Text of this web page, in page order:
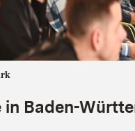
in Baden-